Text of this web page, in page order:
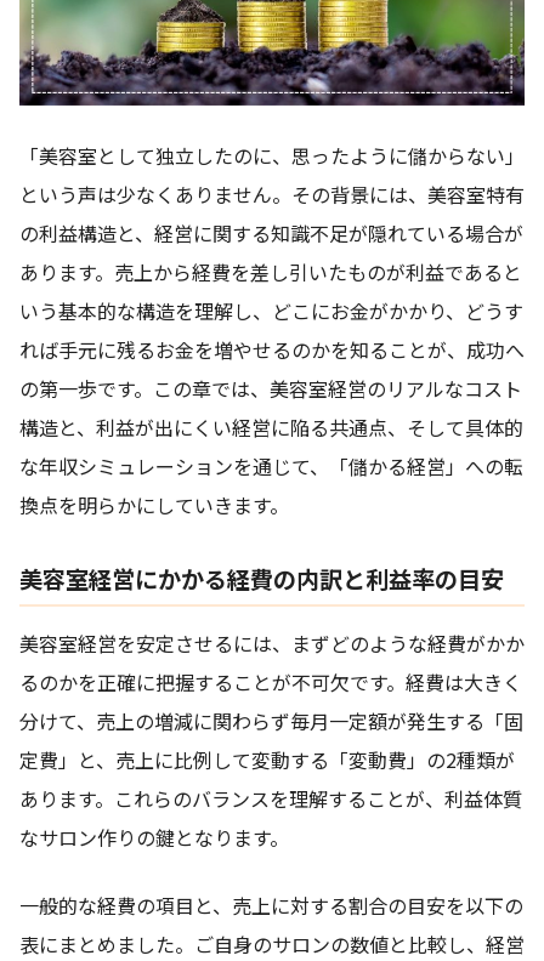
「美容室として独立したのに、思ったように儲からない」
という声は少なくありません。その背景には、美容室特有
の利益構造と、経営に関する知識不足が隠れている場合が
あります。売上から経費を差し引いたものが利益であると
いう基本的な構造を理解し、どこにお金がかかり、どうす
れば手元に残るお金を増やせるのかを知ることが、成功へ
の第一歩です。この章では、美容室経営のリアルなコスト
構造と、利益が出にくい経営に陥る共通点、そして具体的
な年収シミュレーションを通じて、「儲かる経営」への転
換点を明らかにしていきます。
美容室経営にかかる経費の内訳と利益率の目安
美容室経営を安定させるには、まずどのような経費がかか
るのかを正確に把握することが不可欠です。経費は大きく
分けて、売上の増減に関わらず毎月一定額が発生する「固
定費」と、売上に比例して変動する「変動費」の2種類が
あります。これらのバランスを理解することが、利益体質
なサロン作りの鍵となります。
一般的な経費の項目と、売上に対する割合の目安を以下の
表にまとめました。ご自身のサロンの数値と比較し、経営